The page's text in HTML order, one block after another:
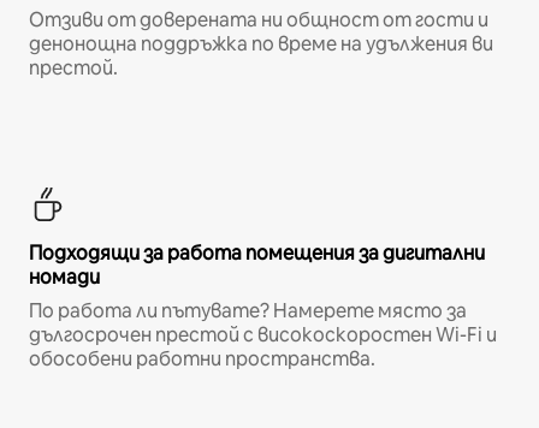
Отзиви от доверената ни общност от гости и
денонощна поддръжка по време на удължения ви
престой.
Подходящи за работа помещения за дигитални
номади
По работа ли пътувате? Намерете място за
дългосрочен престой с високоскоростен Wi-Fi и
обособени работни пространства.